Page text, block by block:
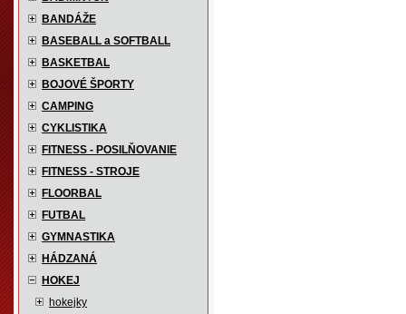
BANDÁŽE
BASEBALL a SOFTBALL
BASKETBAL
BOJOVÉ ŠPORTY
CAMPING
CYKLISTIKA
FITNESS - POSILŇOVANIE
FITNESS - STROJE
FLOORBAL
FUTBAL
GYMNASTIKA
HÁDZANÁ
HOKEJ
hokejky